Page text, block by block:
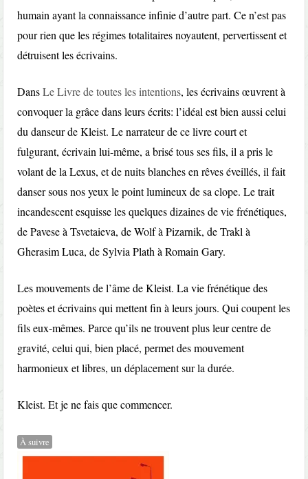
humain ayant la connaissance infinie d’autre part. Ce n’est pas
pour rien que les régimes totalitaires noyautent, pervertissent et
détruisent les écrivains.
DansLe Livre de toutes les intentions, les écrivains œuvrent à
convoquer la grâce dans leurs écrits: l’idéal est bien aussi celui
du danseur de Kleist. Le narrateur de ce livre court et
fulgurant, écrivain lui-même, a brisé tous ses fils, il a pris le
volant de la Lexus, et de nuits blanches en rêves éveillés, il fait
danser sous nos yeux le point lumineux de sa clope. Le trait
incandescent esquisse les quelques dizaines de vie frénétiques,
de Pavese à Tsvetaieva, de Wolf à Pizarnik, de Trakl à
Gherasim Luca, de Sylvia Plath à Romain Gary.
Les mouvements de l’âme de Kleist. La vie frénétique des
poètes et écrivains qui mettent fin à leurs jours. Qui coupent les
fils eux-mêmes. Parce qu’ils ne trouvent plus leur centre de
gravité, celui qui, bien placé, permet des mouvement
harmonieux et libres, un déplacement sur la durée.
Kleist. Et je ne fais que commencer.
À suivre